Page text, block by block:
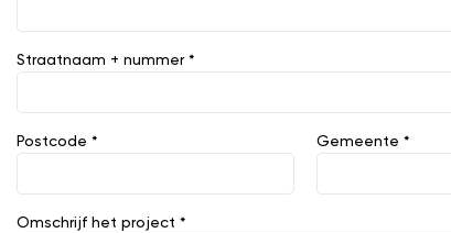
Straatnaam + nummer *
Postcode * Gemeente *
Omschrijf het project *